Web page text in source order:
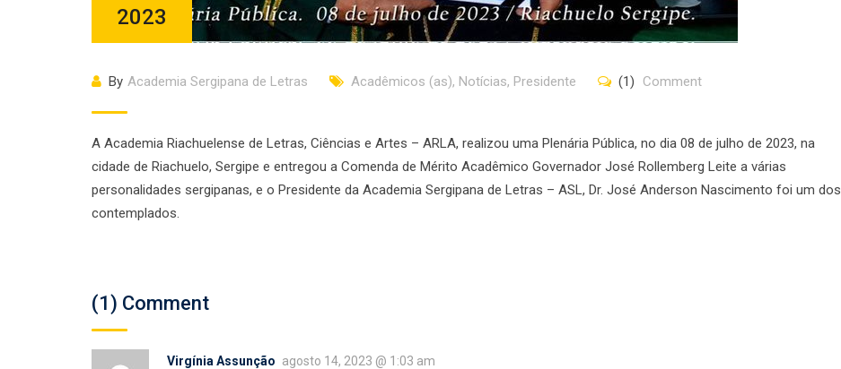
2023
By Academia Sergipana de Letras Acadêmicos (as), Notícias, Presidente (1) Comment
A Academia Riachuelense de Letras, Ciências e Artes – ARLA, realizou uma Plenária Pública, no dia 08 de julho de 2023, na
cidade de Riachuelo, Sergipe e entregou a Comenda de Mérito Acadêmico Governador José Rollemberg Leite a várias
personalidades sergipanas, e o Presidente da Academia Sergipana de Letras – ASL, Dr. José Anderson Nascimento foi um dos
contemplados.
(1) Comment
Virgínia Assunção agosto 14, 2023 @ 1:03 am